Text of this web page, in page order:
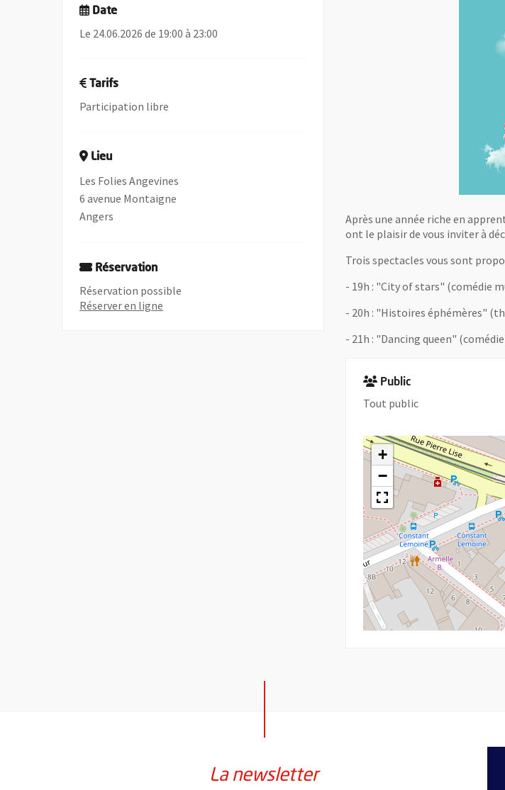
Après une année riche en
ont le plaisir de vous inviter à
Trois spectacles vous sont
- 19h : "City of stars" (comédie
- 20h : "Histoires éphémères"
- 21h : "Dancing queen"
Public
Tout public
+
−
Date
Le 24.06.2026 de 19:00 à 23:00
Tarifs
Participation libre
Lieu
Les Folies Angevines
6 avenue Montaigne
Angers
Réservation
Réservation possible
Réserver en ligne
La newsletter